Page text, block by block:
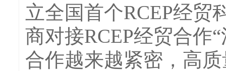
立全国首个RCEP经贸
商对接RCEP经贸合作
合作越来越紧密，高